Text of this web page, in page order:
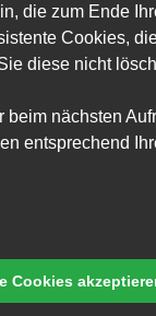
die zum Ende
Cookies,
diese nicht
nächsten
entsprechend
Cookies